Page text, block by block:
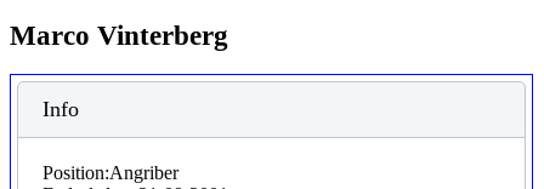
Marco Vinterberg
Info
Position:Angriber